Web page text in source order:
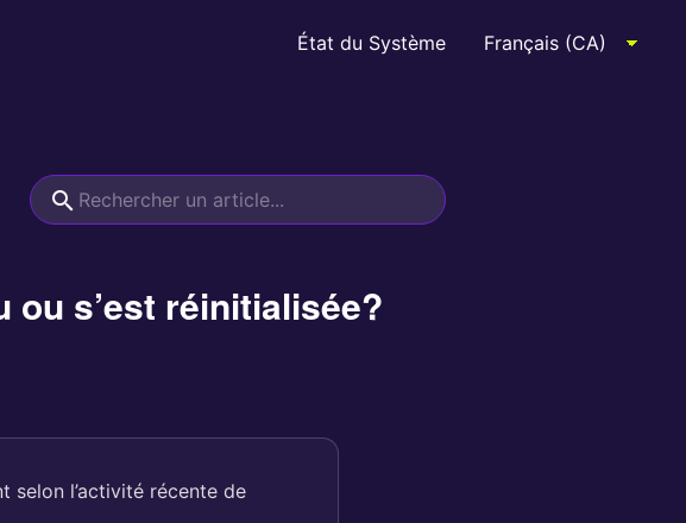
État du Système
s’est réinitialisée?
selon l’activité récente de